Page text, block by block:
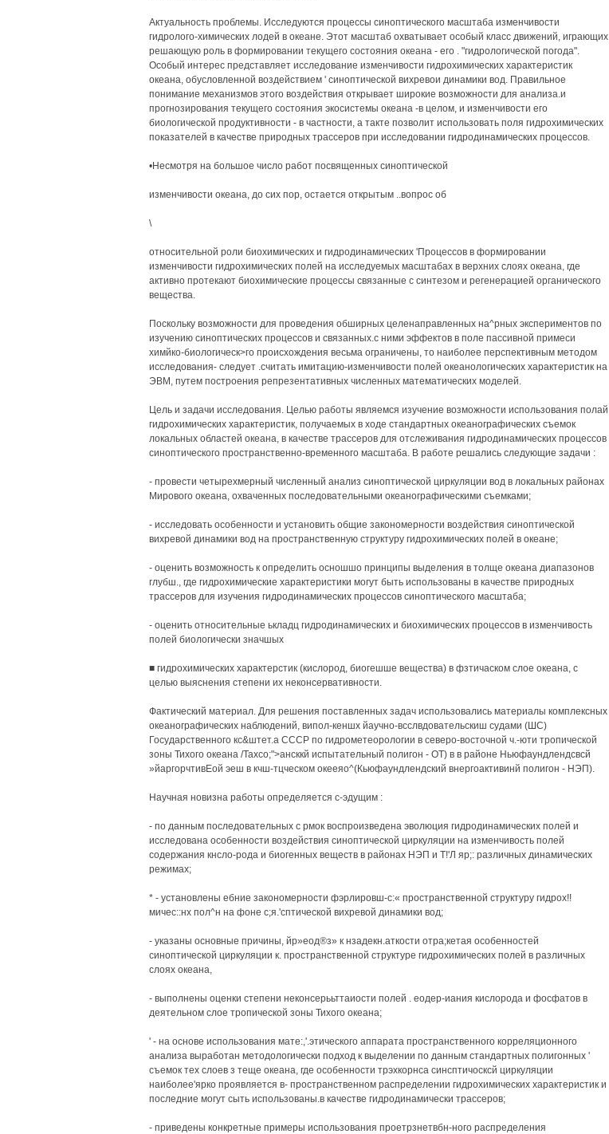
Актуальность проблемы. Исследуются процессы синоптического масштаба изменчивости
гидролого-химических лодей в океане. Этот масштаб охватывает особый класс движений, играющих
решающую роль в формировании текущего состояния океана - его . "гидрологической погода".
Особый интерес представляет исследование изменчивости гидрохимических характеристик
океана, обусловленной воздействием ' синоптической вихревои динамики вод. Правильное
понимание механизмов этого воздействия открывает широкие возможности для анализа.и
прогнозирования текущего состояния экосистемы океана -в целом, и изменчивости его
биологической продуктивности - в частности, а такте позволит использовать поля гидрохимических
показателей в качестве природных трассеров при исследовании гидродинамических процессов.
•Несмотря на большое число работ посвященных синоптической
изменчивости океана, до сих пор, остается открытым ..вопрос об
\
относительной роли биохимических и гидродинамических 'Процессов в формировании
изменчивости гидрохимических полей на исследуемых масштабах в верхних слоях океана, где
активно протекают биохимические процессы связанные с синтезом и регенерацией органического
вещества.
Поскольку возможности для проведения обширных целенаправленных на^рных экспериментов по
изучению синоптических процессов и связанных.с ними эффектов в поле пассивной примеси
химйко-биологическ>го происхождения весьма ограничены, то наиболее перспективным методом
исследования- следует .считать имитацию-изменчивости полей океанологических характеристик на
ЭВМ, путем построения репрезентативных численных математических моделей.
Цель и задачи исследования. Целью работы являемся изучение возможности использования полай
гидрохимических характеристик, получаемых в ходе стандартных океанографических съемок
локальных областей океана, в качестве трассеров для отслеживания гидродинамических процессов
синоптического пространственно-временного масштаба. В работе решались следующие задачи :
- провести четырехмерный численный анализ синоптической циркуляции вод в локальных районах
Мирового океана, охваченных последовательными океанографическими съемками;
- исследовать особенности и установить общие закономерности воздействия синоптической
вихревой динамики вод на пространственную структуру гидрохимических полей в океане;
- оценить возможность к определить осношшо принципы выделения в толще океана диапазонов
глубш., где гидрохимические характеристики могут быть использованы в качестве природных
трассеров для изучения гидродинамических процессов синоптического масштаба;
- оценить относительные ькладц гидродинамических и биохимических процессов в изменчивость
полей биологически значшых
■ гидрохимических характерстик (кислород, биогешше вещества) в фзтичаском слое океана, с
целью выяснения степени их неконсервативности.
Фактический материал. Для решения поставленных задач использовались материалы комплексных
океанографических наблюдений, випол-кеншх йаучно-всслвдовательскиш судами (ШС)
Государственного кс&штет.а СССР по гидрометеорологии в северо-восточной ч.-юти тропической
зоны Тихого океана /Тахсо;">ансккй испытательный полигон - ОТ) в в районе Ньюфаундлендсвсй
»йаргорчтивЕой эеш в кчш-тцческом окееяо^(Кьюфаундлендский внергоактивинй полигон - НЭП).
Научная новизна работы определяется с-эдущим :
- по данным последовательных с рмок воспроизведена эволюция гидродинамических полей и
исследована особенности воздействия синоптической циркуляции на изменчивость полей
содержания кнсло-рода и биогенных веществ в районах НЭП и Т!'Л яр;: различных динамических
режимах;
* - установлены ебние закономерности фэрлировш-с:« пространственной структуру гидрох!!
мичес::нх пол^н на фоне с;я.'сптической вихревой динамики вод;
- указаны основные причины, йр»еод®з» к нзадекн.аткости отра;кетая особенностей
синоптической циркуляции к. пространственной структуре гидрохимических полей в различных
слоях океана,
- выполнены оценки степени неконсерььттаиости полей . еодер-иания кислорода и фосфатов в
деятельном слое тропической зоны Тихого океана;
' - на основе использования мате:,'.этического аппарата пространственного корреляционного
анализа выработан методологически подход к выделении по данным стандартных полигонных '
съемок тех слоев з теще океана, где особенности трэхкорнса синсптичосксй циркуляции
наиболее'ярко проявляется в- пространственном распределении гидрохимических характеристик и
последние могут сыть использованы.в качестве гидродинамически трассеров;
- приведены конкретные примеры использования проетрзнетвбн-ного распределения